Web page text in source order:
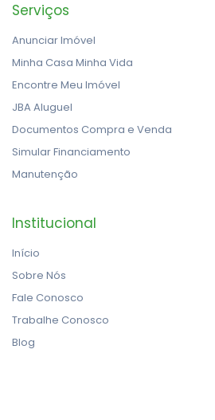
Serviços
Anunciar Imóvel
Minha Casa Minha Vida
Encontre Meu Imóvel
JBA Aluguel
Documentos Compra e Venda
Simular Financiamento
Manutenção
Institucional
Início
Sobre Nós
Fale Conosco
Trabalhe Conosco
Blog